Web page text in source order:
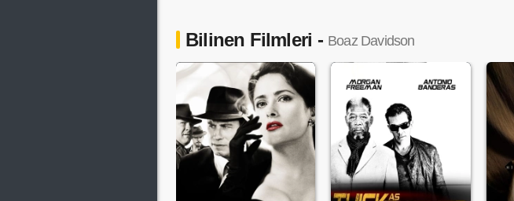
Bilinen Filmleri - Boaz Davidson